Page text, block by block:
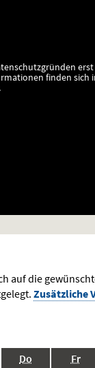
finden sich
.
auf die
Zusätzliche
Do Fr.,